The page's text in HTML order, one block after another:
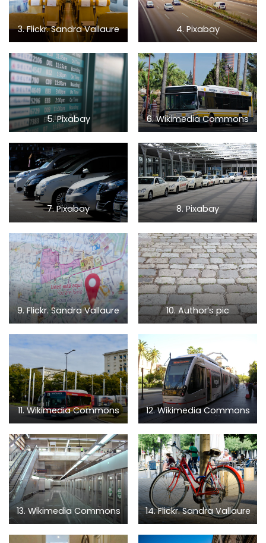
3. Flickr. Sandra Vallaure 4. Pixabay
5. Pixabay 6. Wikimedia Commons
7. Pixabay 8. Pixabay
9. Flickr. Sandra Vallaure 10. Author’s pic
11. Wikimedia Commons 12. Wikimedia Commons
13. Wikimedia Commons 14. Flickr. Sandra Vallaure